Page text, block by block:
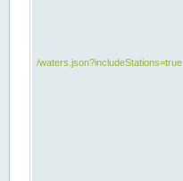
/waters.json?includeStations=true